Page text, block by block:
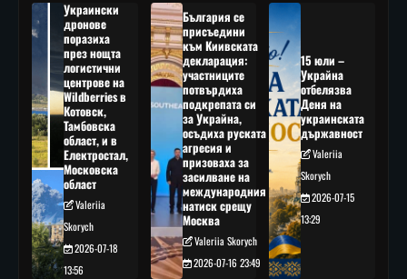
Украински
дронове
поразиха
през нощта
логистични
центрове на
Wildberries в
Котовск,
Тамбовска
област, и в
Електростал,
Московска
област
Valeriia
Skorych
2026-07-18
13:56
България се
присъедини
към Киивската
декларация:
участниците
потвърдиха
подкрепата си
за Украйна,
осъдиха руската
агресия и
призоваха за
засилване на
международния
натиск срещу
Москва
Valeriia Skorych
2026-07-16 23:49
15 юли –
Украйна
отбелязва
Деня на
украинската
държавност
Valeriia
Skorych
2026-07-15
13:29